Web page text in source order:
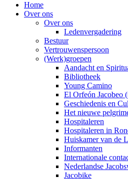
Home
Over ons
Over ons
Ledenvergadering
Bestuur
Vertrouwenspersoon
(Werk)groepen
Aandacht en
Bibliotheek
Young Camino
El Orfeón Jacobeo
Geschiedenis en
Het nieuwe
Hospitaleren
Hospitaleren in
Huiskamer van de
Informanten
Internationale
Nederlandse
Jacobike